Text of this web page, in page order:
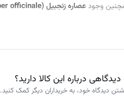
وجودعصاره زنجبیل (Zingiber officinale)
دیدگاهی درباره این کالا دارید؟
دیدگاه خود، به خریداران دیگر کمک کنید.